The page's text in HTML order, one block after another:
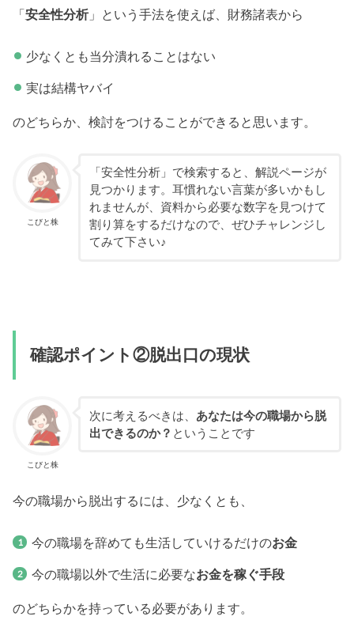
「安全性分析」という手法を使えば、財務諸表から
少なくとも当分潰れることはない
実は結構ヤバイ
のどちらか、検討をつけることができると思います。
こびと株
「安全性分析」で検索すると、解説ページが
見つかります。耳慣れない言葉が多いかもし
れませんが、資料から必要な数字を見つけて
割り算をするだけなので、ぜひチャレンジし
てみて下さい♪
確認ポイント②脱出口の現状
こびと株
次に考えるべきは、 あなたは今の職場から脱
出できるのか？ ということです
今の職場から脱出するには、少なくとも、
今の職場を辞めても生活していけるだけのお金
今の職場以外で生活に必要なお金を稼ぐ手段
のどちらかを持っている必要があります。